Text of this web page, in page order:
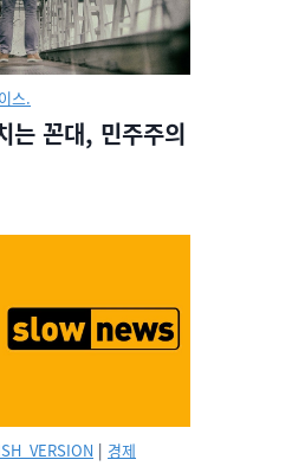
스.
는 꼰대, 민주주의
| 경제